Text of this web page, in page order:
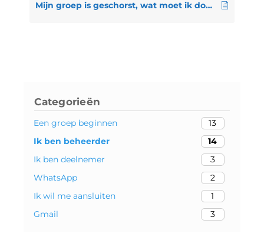
Categorieën
Een groep beginnen
13
Ik ben beheerder
14
Ik ben deelnemer
3
WhatsApp
2
Ik wil me aansluiten
1
Gmail
3
Mijn groep is geschorst, wat moet ik doen?